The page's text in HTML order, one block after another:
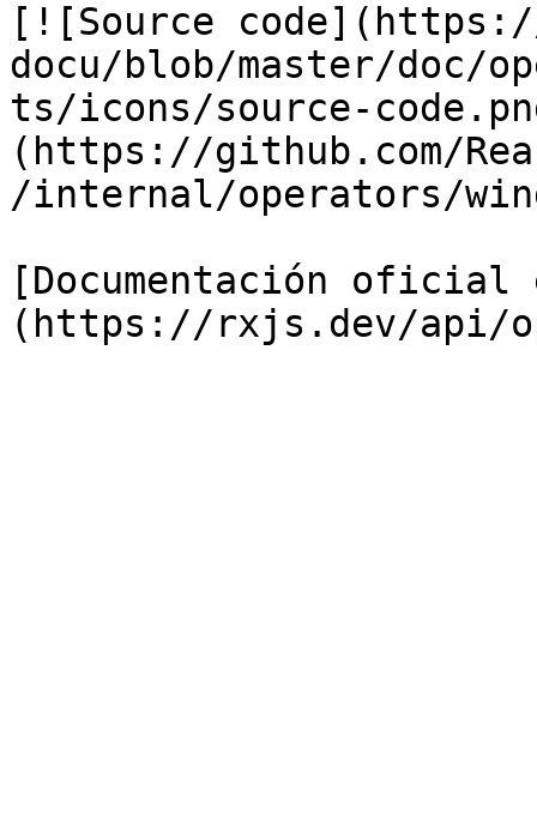
[![Source
docu/blob/master/doc/
ts/icons/source-
(https://github.com/
/internal/operators/
[Documentación